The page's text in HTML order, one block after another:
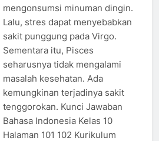
mengonsumsi minuman dingin.
Lalu, stres dapat menyebabkan
sakit punggung pada Virgo.
Sementara itu, Pisces
seharusnya tidak mengalami
masalah kesehatan. Ada
kemungkinan terjadinya sakit
tenggorokan. Kunci Jawaban
Bahasa Indonesia Kelas 10
Halaman 101 102 Kurikulum